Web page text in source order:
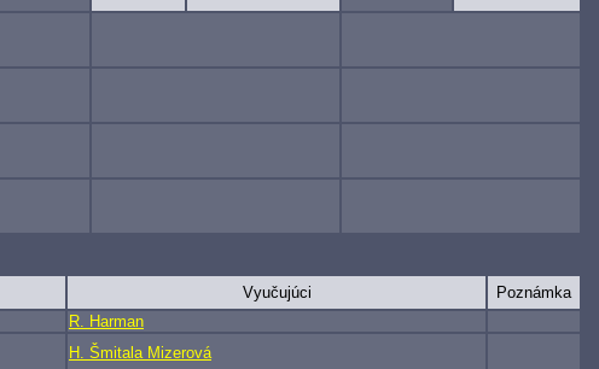
Vyučujúci
Poznámka
R. Harman
H. Šmitala Mizerová